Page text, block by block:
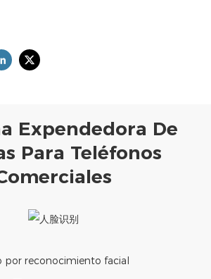
Expendedora De
Para Teléfonos
por reconocimiento facial